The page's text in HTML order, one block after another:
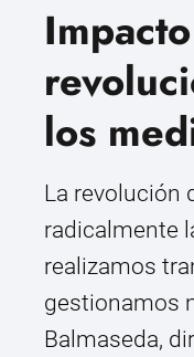
los
La revolución
radicalmente
realizamos
gestionamos
Balmaseda,